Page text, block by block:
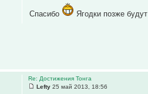
Спасибо Ягодки позже будут
Re: Достижения Тонга
Lefty 25 май 2013, 18:56